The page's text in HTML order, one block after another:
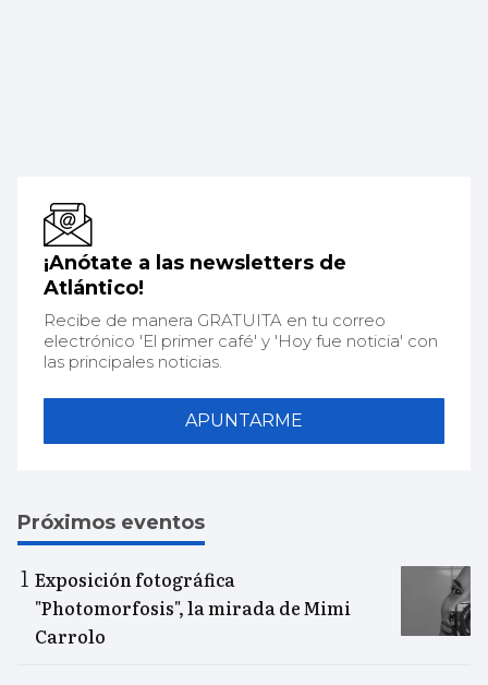
¡Anótate a las newsletters de
Atlántico!
Recibe de manera GRATUITA en tu correo
electrónico 'El primer café' y 'Hoy fue noticia' con
las principales noticias.
APUNTARME
Próximos eventos
Exposición fotográfica
"Photomorfosis", la mirada de Mimi
Carrolo